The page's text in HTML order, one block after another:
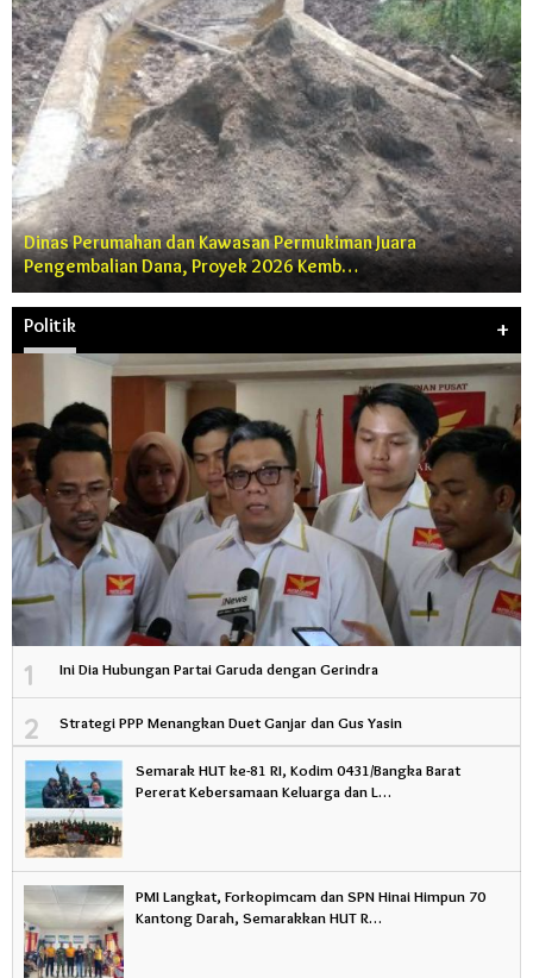
Dinas Perumahan dan Kawasan Permukiman Juara
Pengembalian Dana, Proyek 2026 Kemb…
Politik +
1 Ini Dia Hubungan Partai Garuda dengan Gerindra
2 Strategi PPP Menangkan Duet Ganjar dan Gus Yasin
Semarak HUT ke-81 RI, Kodim 0431/Bangka Barat
Pererat Kebersamaan Keluarga dan L…
PMI Langkat, Forkopimcam dan SPN Hinai Himpun 70
Kantong Darah, Semarakkan HUT R…